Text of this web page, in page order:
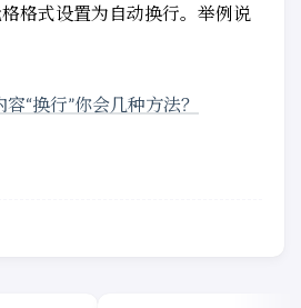
格式设置为自动换行。举例说
“换行”你会几种方法？